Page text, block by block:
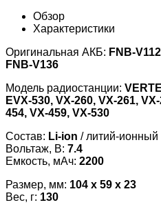
Обзор
Характеристики
Оригинальная АКБ: FNB-
FNB-V136
Модель радиостанции:
EVX-530, VX-260, VX-261,
454, VX-459, VX-530
Состав: Li-ion / литий-ионный
Вольтаж, В: 7.4
Емкость, мАч: 2200
Размер, мм: 104 x 59 x 23
Вес, г: 130